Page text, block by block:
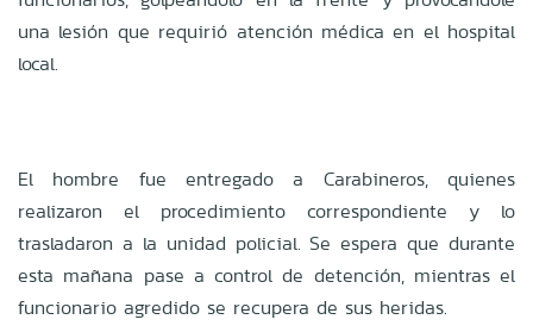
una lesión que requirió atención médica en el hospital
local.
El hombre fue entregado a Carabineros, quienes
realizaron el procedimiento correspondiente y lo
trasladaron a la unidad policial. Se espera que durante
esta mañana pase a control de detención, mientras el
funcionario agredido se recupera de sus heridas.